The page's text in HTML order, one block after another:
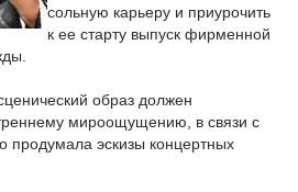
сольную карьеру и приурочить
к ее старту выпуск фирменной
образ должен
мироощущению, в связи с
продумала эскизы концертных